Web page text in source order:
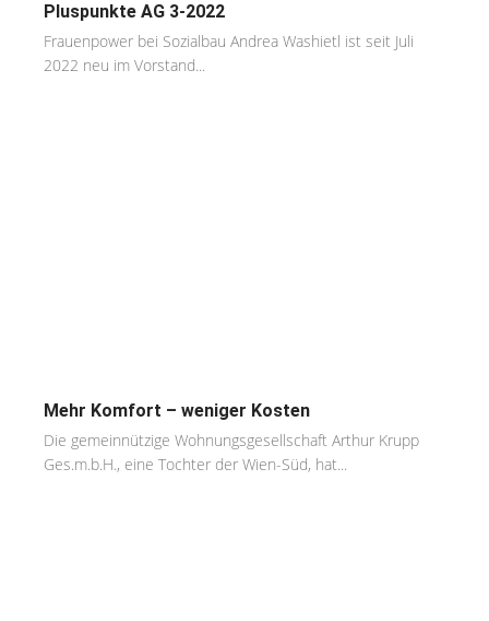
Pluspunkte AG 3-2022
Frauenpower bei Sozialbau Andrea Washietl ist seit Juli
2022 neu im Vorstand...
Mehr Komfort – weniger Kosten
Die gemeinnützige Wohnungsgesellschaft Arthur Krupp
Ges.m.b.H., eine Tochter der Wien-Süd, hat...